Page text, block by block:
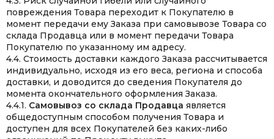
повреждения Товара переходит к Покупателю в
момент передачи ему Заказа при самовывозе Товара со
склада Продавца или в момент передачи Товара
Покупателю по указанному им адресу.
4.4. Стоимость доставки каждого Заказа рассчитывается
индивидуально, исходя из его веса, региона и способа
доставки, и доводится до сведения Покупателя до
момента окончательного оформления Заказа.
4.4.1. Самовывоз со склада Продавца является
общедоступным способом получения Товара и
доступен для всех Покупателей без каких-либо